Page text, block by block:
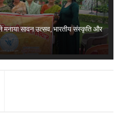
मनाया सावन उत्सव, भारतीय संस्कृति और